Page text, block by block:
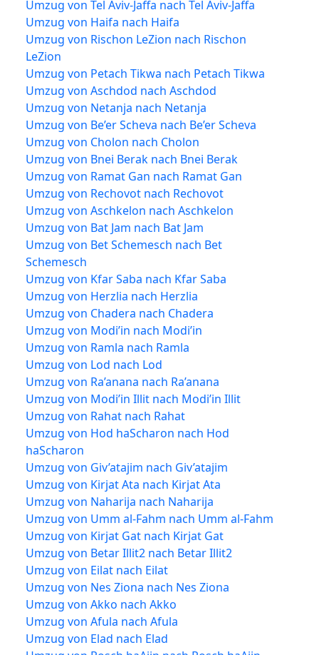
Umzug von Tel Aviv-Jaffa nach Tel Aviv-Jaffa
Umzug von Haifa nach Haifa
Umzug von Rischon LeZion nach Rischon
LeZion
Umzug von Petach Tikwa nach Petach Tikwa
Umzug von Aschdod nach Aschdod
Umzug von Netanja nach Netanja
Umzug von Be’er Scheva nach Be’er Scheva
Umzug von Cholon nach Cholon
Umzug von Bnei Berak nach Bnei Berak
Umzug von Ramat Gan nach Ramat Gan
Umzug von Rechovot nach Rechovot
Umzug von Aschkelon nach Aschkelon
Umzug von Bat Jam nach Bat Jam
Umzug von Bet Schemesch nach Bet
Schemesch
Umzug von Kfar Saba nach Kfar Saba
Umzug von Herzlia nach Herzlia
Umzug von Chadera nach Chadera
Umzug von Modi’in nach Modi’in
Umzug von Ramla nach Ramla
Umzug von Lod nach Lod
Umzug von Ra’anana nach Ra’anana
Umzug von Modi’in Illit nach Modi’in Illit
Umzug von Rahat nach Rahat
Umzug von Hod haScharon nach Hod
haScharon
Umzug von Giv’atajim nach Giv’atajim
Umzug von Kirjat Ata nach Kirjat Ata
Umzug von Naharija nach Naharija
Umzug von Umm al-Fahm nach Umm al-Fahm
Umzug von Kirjat Gat nach Kirjat Gat
Umzug von Betar Illit2 nach Betar Illit2
Umzug von Eilat nach Eilat
Umzug von Nes Ziona nach Nes Ziona
Umzug von Akko nach Akko
Umzug von Afula nach Afula
Umzug von Elad nach Elad